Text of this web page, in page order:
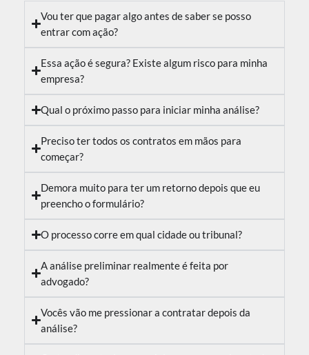
Vou ter que pagar algo antes de saber se posso
entrar com ação?
Essa ação é segura? Existe algum risco para minha
empresa?
Qual o próximo passo para iniciar minha análise?
Preciso ter todos os contratos em mãos para
começar?
Demora muito para ter um retorno depois que eu
preencho o formulário?
O processo corre em qual cidade ou tribunal?
A análise preliminar realmente é feita por
advogado?
Vocês vão me pressionar a contratar depois da
análise?